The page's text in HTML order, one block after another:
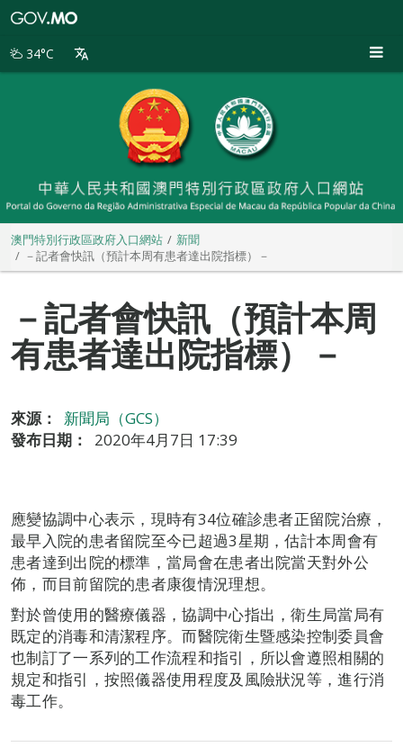
別
34°C
澳門特別行政區政府入口網站
新聞
－記者會快訊（預計本周有患者達出院指標）－
－記者會快訊（預計本周
有患者達出院指標）－
來源：
新聞局（GCS）
發布日期：
2020年4月7日 17:39
應變協調中心表示，現時有34位確診患者正留院治療，
最早入院的患者留院至今已超過3星期，估計本周會有
患者達到出院的標準，當局會在患者出院當天對外公
佈，而目前留院的患者康復情況理想。
對於曾使用的醫療儀器，協調中心指出，衛生局當局有
既定的消毒和清潔程序。而醫院衛生暨感染控制委員會
也制訂了一系列的工作流程和指引，所以會遵照相關的
規定和指引，按照儀器使用程度及風險狀況等，進行消
毒工作。